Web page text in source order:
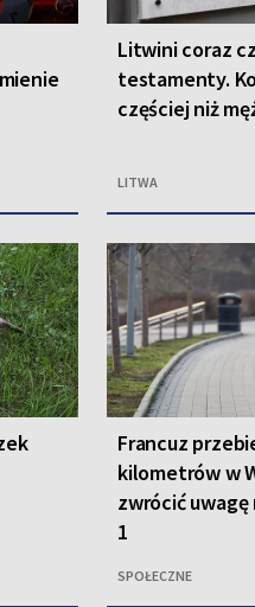
Litwini coraz
testamenty.
częściej niż
LITWA
Francuz
kilometrów w
zwrócić
1
SPOŁECZNE